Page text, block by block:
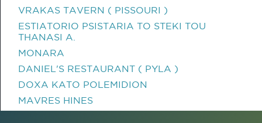
VRAKAS TAVERN ( PISSOURI )
ESTIATORIO PSISTARIA TO STEKI TOU
THANASI A.
MONARA
DANIEL'S RESTAURANT ( PYLA )
DOXA KATO POLEMIDION
MAVRES HINES